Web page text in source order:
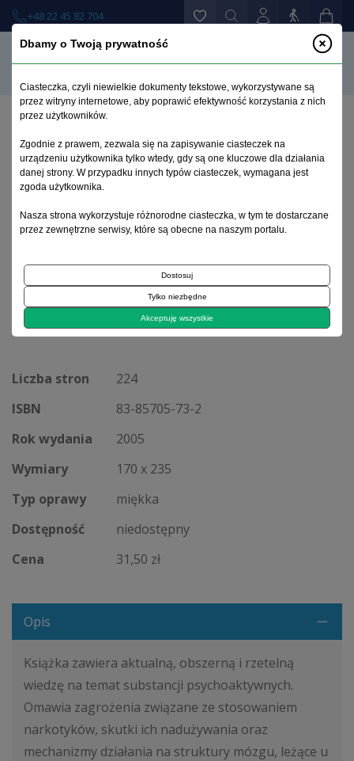
+48 22 45 82 704
Narkotyki. Kompendium wiedzy o środkach
uzależniających
Bogdan Szukalski
Narkotyki. Kompendium wiedzy o
środkach uzależniających
Liczba stron
224
ISBN
83-85705-73-2
Rok wydania
2005
Wymiary
170 x 235
Typ oprawy
miękka
Dostępność
niedostępny
Cena
31,50 zł
Opis
Książka zawiera aktualną, obszerną i rzetelną
wiedzę na temat substancji psychoaktywnych.
Omawia zagrożenia związane ze stosowaniem
narkotyków, skutki ich nadużywania oraz
mechanizmy działania na struktury mózgu, leżące u
Dbamy o Twoją prywatność
Ciasteczka, czyli niewielkie dokumenty tekstowe, wykorzystywane są
przez witryny internetowe, aby poprawić efektywność korzystania z nich
przez użytkowników.
Zgodnie z prawem, zezwala się na zapisywanie ciasteczek na
urządzeniu użytkownika tylko wtedy, gdy są one kluczowe dla działania
danej strony. W przypadku innych typów ciasteczek, wymagana jest
zgoda użytkownika.
Nasza strona wykorzystuje różnorodne ciasteczka, w tym te dostarczane
przez zewnętrzne serwisy, które są obecne na naszym portalu.
Dostosuj
Tylko niezbędne
Akceptuję wszystkie